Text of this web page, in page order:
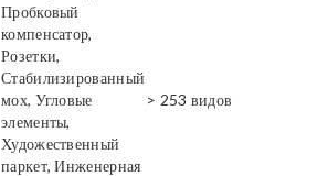
Пробковый
компенсатор,
Розетки,
Стабилизированный
мох, Угловые
элементы,
Художественный
паркет, Инженерная
> 253 видов